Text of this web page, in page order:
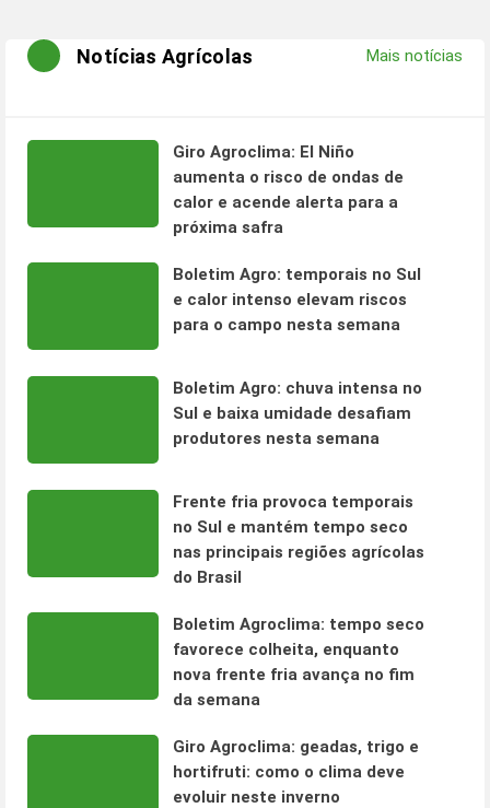
Notícias Agrícolas Mais notícias
Giro Agroclima: El Niño
aumenta o risco de ondas de
calor e acende alerta para a
próxima safra
Boletim Agro: temporais no Sul
e calor intenso elevam riscos
para o campo nesta semana
Boletim Agro: chuva intensa no
Sul e baixa umidade desafiam
produtores nesta semana
Frente fria provoca temporais
no Sul e mantém tempo seco
nas principais regiões agrícolas
do Brasil
Boletim Agroclima: tempo seco
favorece colheita, enquanto
nova frente fria avança no fim
da semana
Giro Agroclima: geadas, trigo e
hortifruti: como o clima deve
evoluir neste inverno